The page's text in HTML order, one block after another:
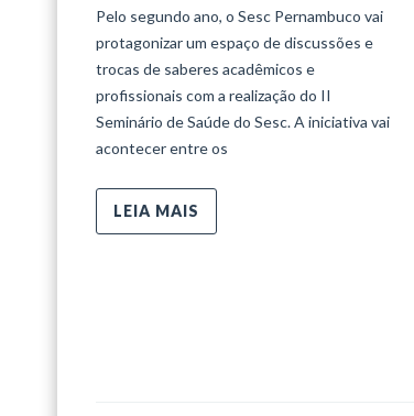
Pelo segundo ano, o Sesc Pernambuco vai
protagonizar um espaço de discussões e
trocas de saberes acadêmicos e
profissionais com a realização do II
Seminário de Saúde do Sesc. A iniciativa vai
acontecer entre os
LEIA MAIS